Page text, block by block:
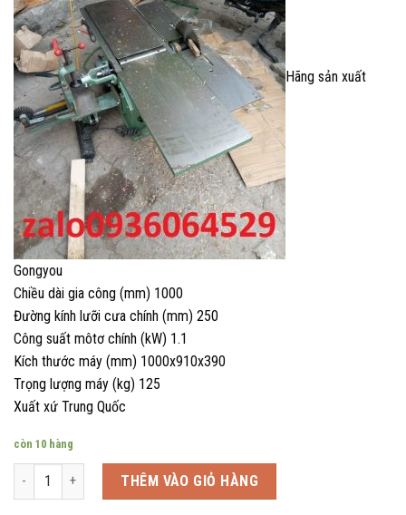
Hãng sản xuất
Gongyou
Chiều dài gia công (mm) 1000
Đường kính lưỡi cưa chính (mm) 250
Công suất môtơ chính (kW) 1.1
Kích thước máy (mm) 1000x910x390
Trọng lượng máy (kg) 125
Xuất xứ Trung Quốc
còn 10 hàng
Số lượng THÊM VÀO GIỎ HÀNG